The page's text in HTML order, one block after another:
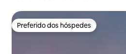
Preferido dos hóspedes
Preferido dos hóspedes